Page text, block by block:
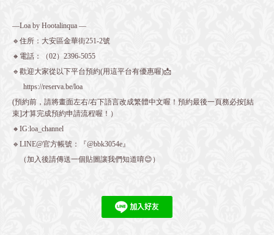
—Loa by Hootalinqua —
🔹住所：大安區金華街251-2號
🔸電話：（02）2396-5055
🔹歡迎大家從以下平台預約(用這平台有優惠喔)📩
https://reserva.be/loa
(預約前，請將畫面左右/右下語言改成繁體中文喔！預約最後一頁務必按[結
束]才算完成預約申請流程喔！）
🔸IG:loa_channel
🔹LINE@官方帳號：『@bbk3054e』
（加入後請傳送一個貼圖讓我們知道唷😊）